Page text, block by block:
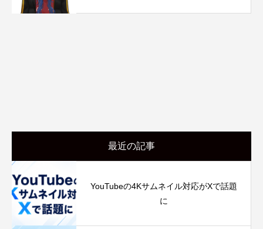
最近の記事
YouTubeの4Kサムネイル対応がXで話題
に